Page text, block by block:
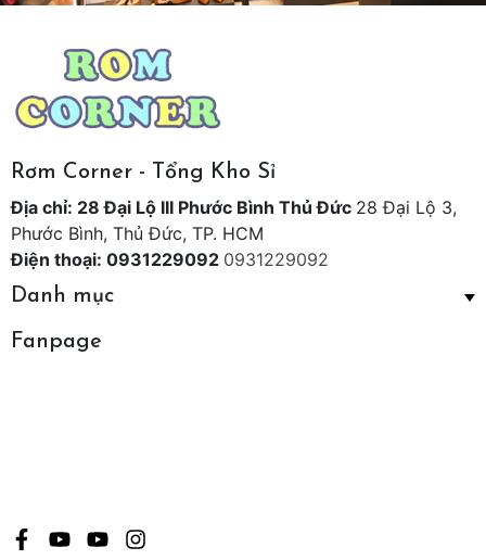
Rơm Corner - Tổng Kho Sỉ
Địa chỉ: 28 Đại Lộ III Phước Bình Thủ Đức 28 Đại Lộ 3,
Phước Bình, Thủ Đức, TP. HCM
Điện thoại: 0931229092 0931229092
Danh mục
Fanpage